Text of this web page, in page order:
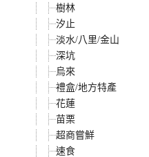
樹林
汐止
淡水/八里/金山
深坑
烏來
禮盒/地方特產
花蓮
苗栗
超商嘗鮮
速食